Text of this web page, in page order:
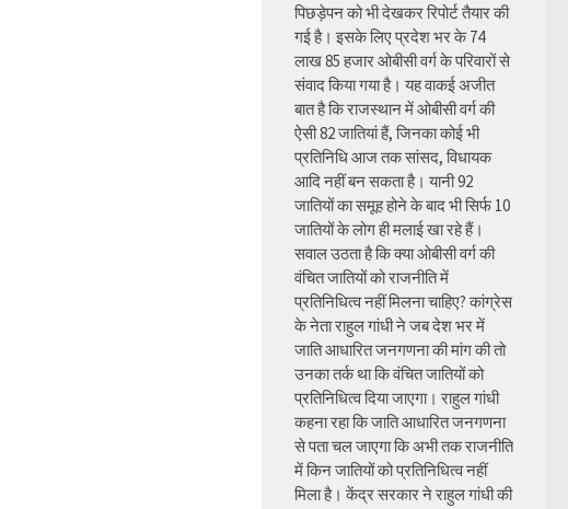
पिछड़ेपन को भी देखकर रिपोर्ट तैयार की
गई है। इसके लिए प्रदेश भर के 74
लाख 85 हजार ओबीसी वर्ग के परिवारों से
संवाद किया गया है। यह वाकई अजीत
बात है कि राजस्थान में ओबीसी वर्ग की
ऐसी 82 जातियां हैं, जिनका कोई भी
प्रतिनिधि आज तक सांसद, विधायक
आदि नहीं बन सकता है। यानी 92
जातियों का समूह होने के बाद भी सिर्फ 10
जातियों के लोग ही मलाई खा रहे हैं।
सवाल उठता है कि क्या ओबीसी वर्ग की
वंचित जातियों को राजनीति में
प्रतिनिधित्व नहीं मिलना चाहिए? कांग्रेस
के नेता राहुल गांधी ने जब देश भर में
जाति आधारित जनगणना की मांग की तो
उनका तर्क था कि वंचित जातियों को
प्रतिनिधित्व दिया जाएगा। राहुल गांधी
कहना रहा कि जाति आधारित जनगणना
से पता चल जाएगा कि अभी तक राजनीति
में किन जातियों को प्रतिनिधित्व नहीं
मिला है। केंद्र सरकार ने राहुल गांधी की